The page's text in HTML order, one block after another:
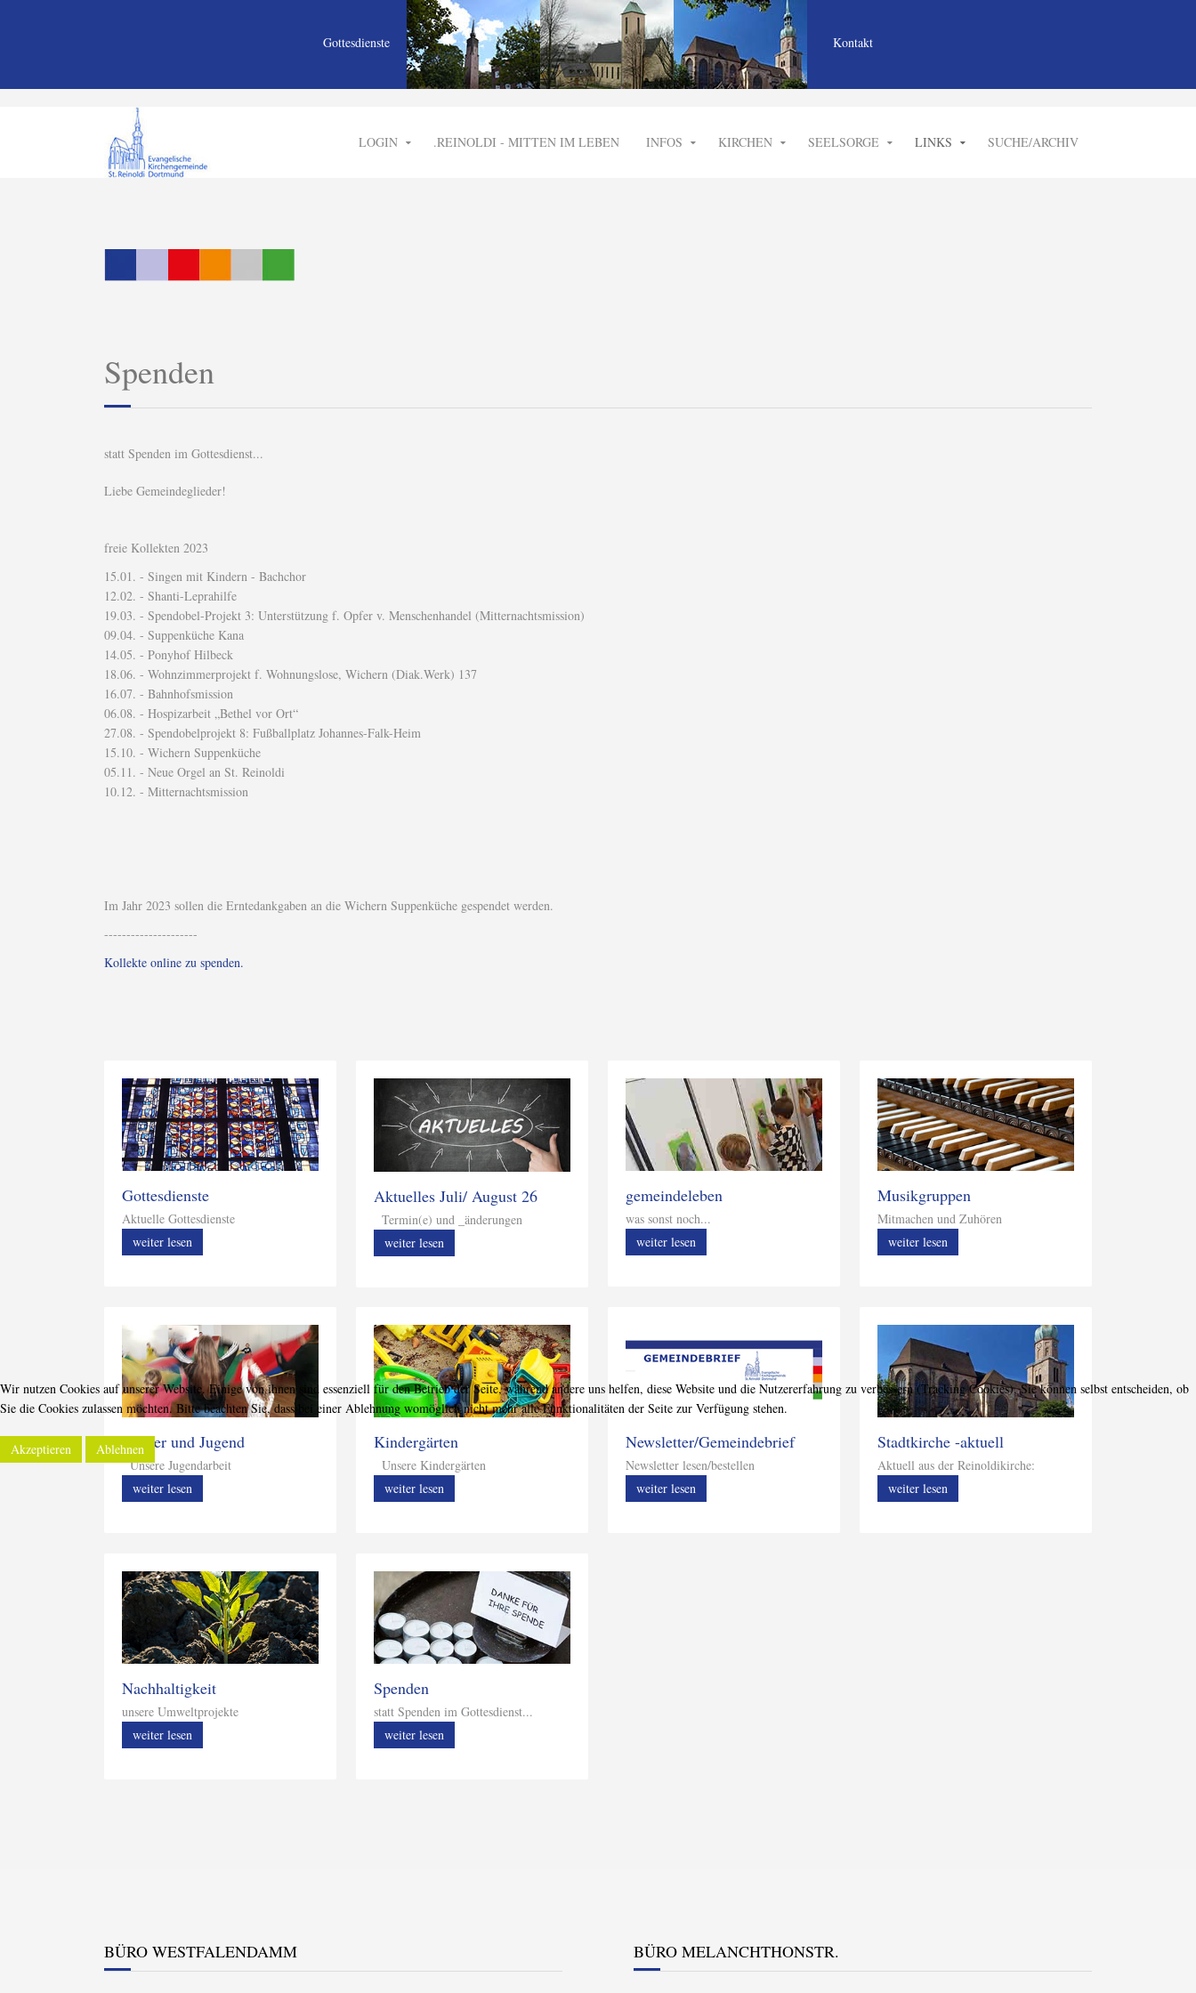
Gottesdienste Kontakt
LOGIN .REINOLDI - MITTEN IM LEBEN INFOS KIRCHEN SEELSORGE LINKS SUCHE/ARCHIV
Spenden
statt Spenden im Gottesdienst...
Liebe Gemeindeglieder!
freie Kollekten 2023
15.01. - Singen mit Kindern - Bachchor
12.02. - Shanti-Leprahilfe
19.03. - Spendobel-Projekt 3: Unterstützung f. Opfer v. Menschenhandel (Mitternachtsmission)
09.04. - Suppenküche Kana
14.05. - Ponyhof Hilbeck
18.06. - Wohnzimmerprojekt f. Wohnungslose, Wichern (Diak.Werk) 137
16.07. - Bahnhofsmission
06.08. - Hospizarbeit „Bethel vor Ort“
27.08. - Spendobelprojekt 8: Fußballplatz Johannes-Falk-Heim
15.10. - Wichern Suppenküche
05.11. - Neue Orgel an St. Reinoldi
10.12. - Mitternachtsmission
Im Jahr 2023 sollen die Erntedankgaben an die Wichern Suppenküche gespendet werden.
---------------------
Kollekte online zu spenden.
Gottesdienste
Aktuelle Gottesdienste
weiter lesen
Aktuelles Juli/ August 26
Termin(e) und _änderungen
weiter lesen
gemeindeleben
was sonst noch...
weiter lesen
Musikgruppen
Mitmachen und Zuhören
weiter lesen
Kinder und Jugend
Unsere Jugendarbeit
weiter lesen
Kindergärten
Unsere Kindergärten
weiter lesen
Newsletter/Gemeindebrief
Newsletter lesen/bestellen
weiter lesen
Stadtkirche -aktuell
Aktuell aus der Reinoldikirche:
weiter lesen
Nachhaltigkeit
unsere Umweltprojekte
weiter lesen
Spenden
statt Spenden im Gottesdienst...
weiter lesen
BÜRO WESTFALENDAMM BÜRO MELANCHTHONSTR.
Wir nutzen Cookies auf unserer Website. Einige von ihnen sind essenziell für den Betrieb der Seite, während andere uns helfen, diese Website und die Nutzererfahrung zu verbessern (Tracking Cookies). Sie können selbst entscheiden, ob
Sie die Cookies zulassen möchten. Bitte beachten Sie, dass bei einer Ablehnung womöglich nicht mehr alle Funktionalitäten der Seite zur Verfügung stehen.
Akzeptieren Ablehnen